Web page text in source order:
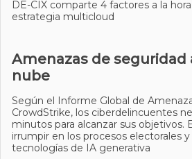
DE-CIX comparte 4 factores a la
estrategia multicloud
Amenazas de seguridad
nube
Según el Informe Global de
CrowdStrike, los ciberdelincuentes
minutos para alcanzar sus objetivos.
irrumpir en los procesos electorales
tecnologías de IA generativa